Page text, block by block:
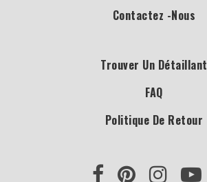
Contactez -nous
Trouver Un Détaillant
FAQ
Politique De Retour